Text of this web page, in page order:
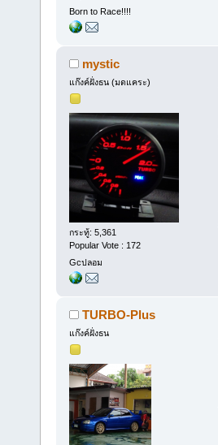
Born to Race!!!!
mystic
แก๊งค์ฝั่งธน (มดแคระ)
กระทู้: 5,361
Popular Vote : 172
Gcปลอม
TURBO-Plus
แก๊งค์ฝั่งธน